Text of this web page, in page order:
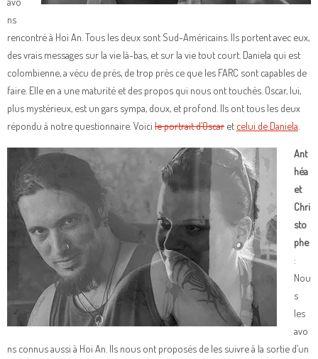
ns
rencontré à Hoi An. Tous les deux sont Sud-Américains. Ils portent avec eux,
des vrais messages sur la vie là-bas, et sur la vie tout court. Daniela qui est
colombienne, a vécu de près, de trop près ce que les FARC sont capables de
faire. Elle en a une maturité et des propos qui nous ont touchés. Oscar, lui,
plus mystérieux, est un gars sympa, doux, et profond. Ils ont tous les deux
répondu à notre questionnaire. Voici le portrait d’Oscar et celui de Daniela
Ant
héa
et
Chri
sto
phe
:
Nou
s
les
avo
ns connus aussi à Hoi An. Ils nous ont proposés de les suivre à la sortie d’un